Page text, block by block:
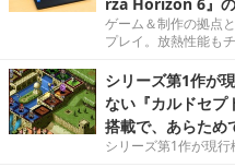
ゲーム＆制作の拠点
プレイ。放熱性能も
シリーズ第1作が
ない『カルドセプ
搭載で、あらため
シリーズ第1作が現行